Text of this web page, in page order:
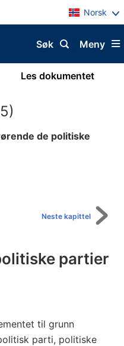
Norsk
Meny
Søk
Les dokumentet
de politiske
Neste kapittel
partier
til grunn
parti, politiske